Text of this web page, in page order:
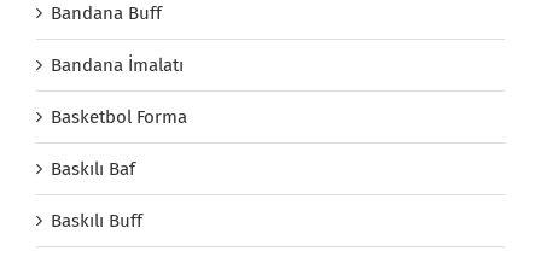
Bandana Buff
Bandana İmalatı
Basketbol Forma
Baskılı Baf
Baskılı Buff